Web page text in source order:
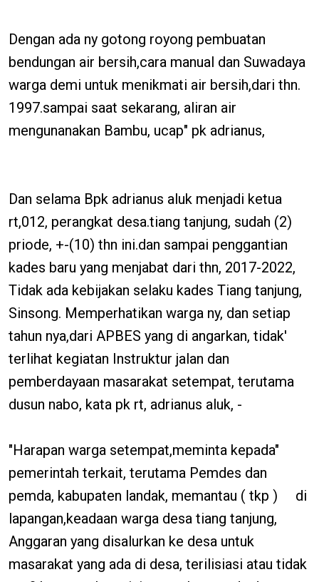
Dengan ada ny gotong royong pembuatan
bendungan air bersih,cara manual dan Suwadaya
warga demi untuk menikmati air bersih,dari thn.
1997.sampai saat sekarang, aliran air
mengunanakan Bambu, ucap" pk adrianus,
Dan selama Bpk adrianus aluk menjadi ketua
rt,012, perangkat desa.tiang tanjung, sudah (2)
priode, +-(10) thn ini.dan sampai penggantian
kades baru yang menjabat dari thn, 2017-2022,
Tidak ada kebijakan selaku kades Tiang tanjung,
Sinsong. Memperhatikan warga ny, dan setiap
tahun nya,dari APBES yang di angarkan, tidak'
terlihat kegiatan Instruktur jalan dan
pemberdayaan masarakat setempat, terutama
dusun nabo, kata pk rt, adrianus aluk, -
"Harapan warga setempat,meminta kepada"
pemerintah terkait, terutama Pemdes dan
pemda, kabupaten landak, memantau ( tkp ) di
lapangan,keadaan warga desa tiang tanjung,
Anggaran yang disalurkan ke desa untuk
masarakat yang ada di desa, terilisiasi atau tidak